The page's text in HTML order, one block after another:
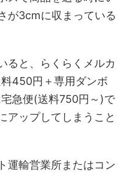
が3cmに収まっている
ると、らくらくメルカ
450円＋専用ダンボ
急便(送料750円～)で
アップしてしまうこと
運輸営業所またはコン